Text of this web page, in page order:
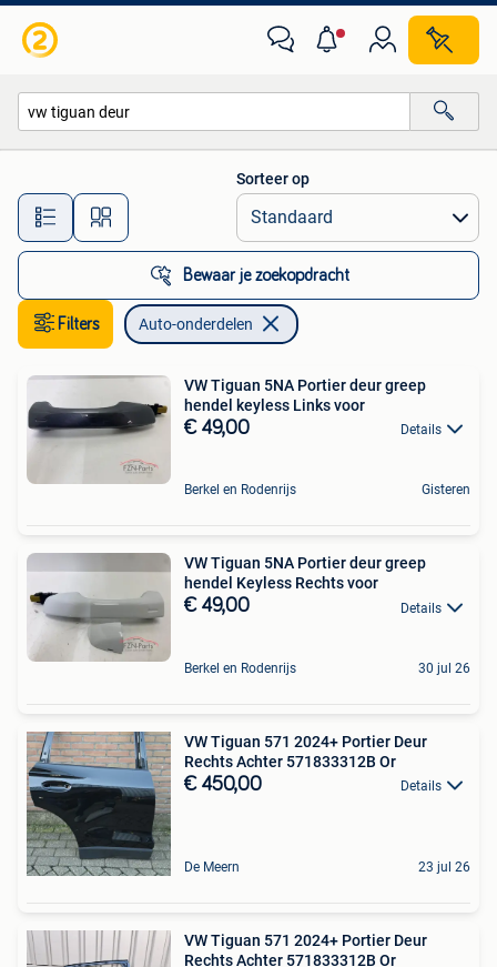
Alle afstanden…
Sorteer op
Bewaar je zoekopdracht
Filters Auto-onderdelen
VW Tiguan 5NA Portier deur greep
hendel keyless Links voor
€ 49,00 Details
Berkel en Rodenrijs Gisteren
VW Tiguan 5NA Portier deur greep
hendel Keyless Rechts voor
€ 49,00 Details
Berkel en Rodenrijs 30 jul 26
VW Tiguan 571 2024+ Portier Deur
Rechts Achter 571833312B Or
€ 450,00 Details
De Meern 23 jul 26
VW Tiguan 571 2024+ Portier Deur
Rechts Achter 571833312B Or